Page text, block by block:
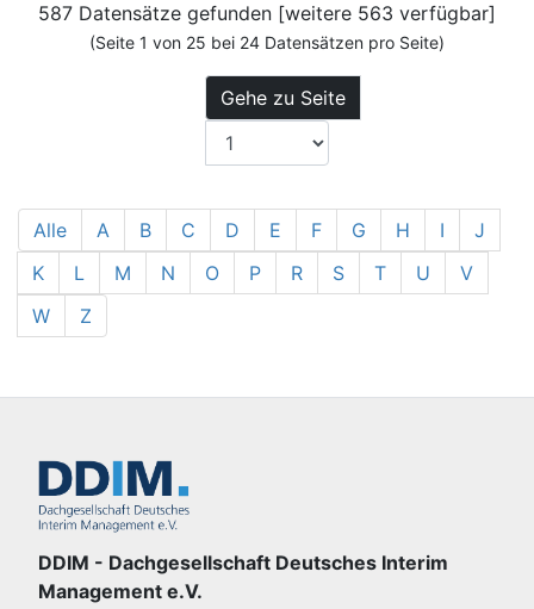
587 Datensätze gefunden [weitere 563 verfügbar]
(Seite 1 von 25 bei 24 Datensätzen pro Seite)
Gehe zu Seite
Alle A B C D E F G H I
J
K
L M N O P R S T U
V
W
Z
DDIM - Dachgesellschaft Deutsches Interim
Management e.V.